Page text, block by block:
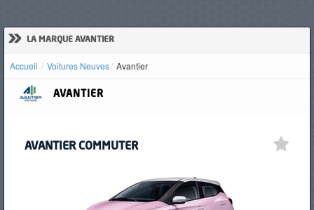
» LA MARQUE AVANTIER
Accueil Voitures Neuves Avantier
AVANTIER
AVANTIER COMMUTER
D'OCCASION